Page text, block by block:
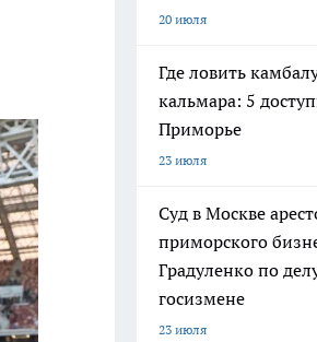
20 июля
Где ловить
кальмара: 5
Приморье
23 июля
Суд в Москве
приморского
Градуленко по
госизмене
23 июля